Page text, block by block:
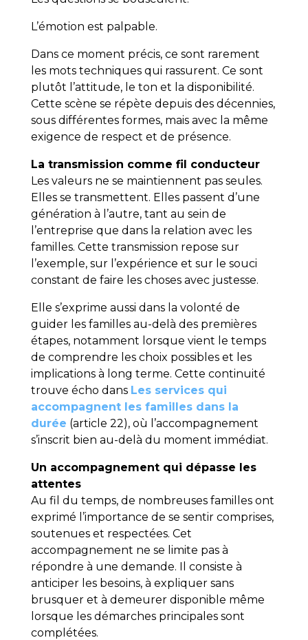
L’émotion est palpable.
Dans ce moment précis, ce sont rarement
les mots techniques qui rassurent. Ce sont
plutôt l’attitude, le ton et la disponibilité.
Cette scène se répète depuis des décennies,
sous différentes formes, mais avec la même
exigence de respect et de présence.
La transmission comme fil conducteur
Les valeurs ne se maintiennent pas seules.
Elles se transmettent. Elles passent d’une
génération à l’autre, tant au sein de
l’entreprise que dans la relation avec les
familles. Cette transmission repose sur
l’exemple, sur l’expérience et sur le souci
constant de faire les choses avec justesse.
Elle s’exprime aussi dans la volonté de
guider les familles au-delà des premières
étapes, notamment lorsque vient le temps
de comprendre les choix possibles et les
implications à long terme. Cette continuité
trouve écho dans Les services qui
accompagnent les familles dans la
durée (article 22), où l’accompagnement
s’inscrit bien au-delà du moment immédiat.
Un accompagnement qui dépasse les
attentes
Au fil du temps, de nombreuses familles ont
exprimé l’importance de se sentir comprises,
soutenues et respectées. Cet
accompagnement ne se limite pas à
répondre à une demande. Il consiste à
anticiper les besoins, à expliquer sans
brusquer et à demeurer disponible même
lorsque les démarches principales sont
complétées.